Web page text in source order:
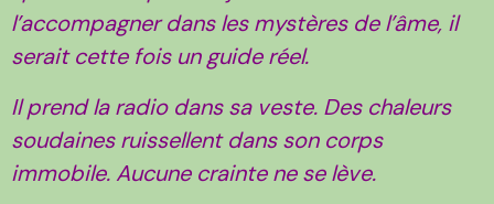
l’accompagner dans les mystères de l’âme, il
serait cette fois un guide réel.
Il prend la radio dans sa veste. Des chaleurs
soudaines ruissellent dans son corps
immobile. Aucune crainte ne se lève.